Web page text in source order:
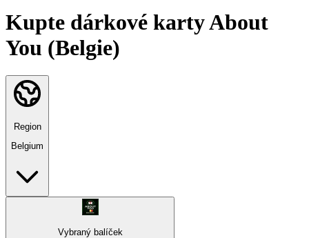
Kupte dárkové karty About
You (Belgie)
Region
Belgium
Vybraný balíček